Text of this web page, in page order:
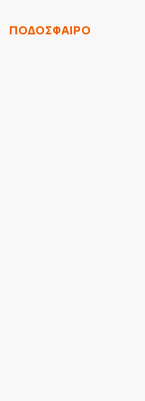
ΠΟΔΟΣΦΑΙΡΟ